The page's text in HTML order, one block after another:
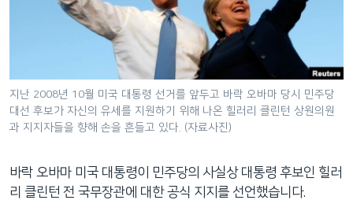
비
게
이
으
로
지난 2008년 10월 미국 대통령 선거를 앞두고 바락 오바마 당시 민주당
대선 후보가 자신의 유세를 지원하기 위해 나온 힐러리 클린턴 상원의원
과 지지자들을 향해 손을 흔들고 있다. (자료사진)
바락 오바마 미국 대통령이 민주당의 사실상 대통령 후보인 힐러
리 클린턴 전 국무장관에 대한 공식 지지를 선언했습니다.